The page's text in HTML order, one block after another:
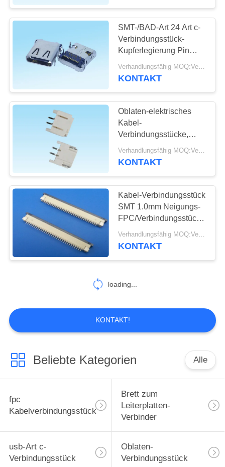
SIM-Karten-
Verbindungsstück
Verbindungsstück
der codierten Karte
9
6
FFC Flachkabel
14
SMT-/BAD-Art 24 Art c-
Verbindungsstück-
Kupferlegierung Pin
USB tritt mit langer
Lebenszeit in
KONTAKT
Oblaten-elektrisches
Kabel-
Verbindungsstücke,
elektrischer Draht-
Verbindungsstücke
Verhandlungsfähig MOQ:Verhandelbar
KONTAKT
Kabel-Verbindungsstück
SMT 1.0mm Neigungs-
FPC/Verbindungsstück
Sockel Molex-Ersatz-
FPC
Verhandlungsfähig MOQ:Verhandelbar
KONTAKT
loading...
KONTAKT!
Beliebte Kategorien Alle
fpc
Kabelverbindungsstück
Brett zum
Leiterplatten-
Verbinder
usb-Art c-
Verbindungsstück
Oblaten-
Verbindungsstück